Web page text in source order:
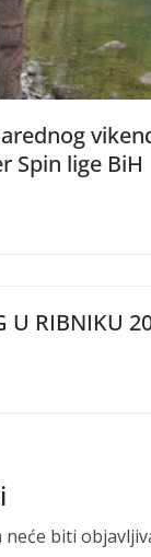
Spin lige BiH
U RIBNIKU
neće biti